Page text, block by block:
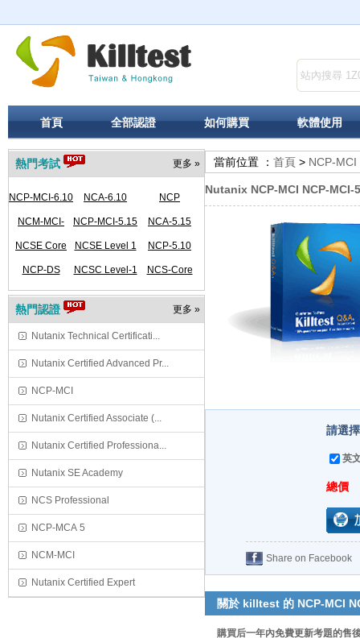
首頁 全部認證 如何購買 軟體使用
更多 »
熱門考試
NCP-MCI-6.10 NCA-6.10 NCP
NCM-MCI-
5.15
NCP-MCI-5.15 NCA-5.15
NCSE Core NCSE Level 1 NCP-5.10
NCP-DS NCSC Level-1 NCS-Core
更多 »
熱門認證
Nutanix Technical Certificati...
Nutanix Certified Advanced Pr...
NCP-MCI
Nutanix Certified Associate (...
Nutanix Certified Professiona...
Nutanix SE Academy
NCS Professional
NCP-MCA 5
NCM-MCI
Nutanix Certified Expert
當前位置 ： 首頁 > NCP-MCI
Nutanix NCP-MCI NCP-MCI-
請選
英
總價
Share on Facebook
關於 killtest 的 NCP-MCI
購買后一年內免費更新考題的售